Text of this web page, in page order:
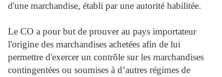
d'une marchandise, établi par une autorité habilitée.
Le CO a pour but de prouver au pays importateur
l'origine des marchandises achetées afin de lui
permettre d'exercer un contrôle sur les marchandises
contingentées ou soumises à d’autres régimes de